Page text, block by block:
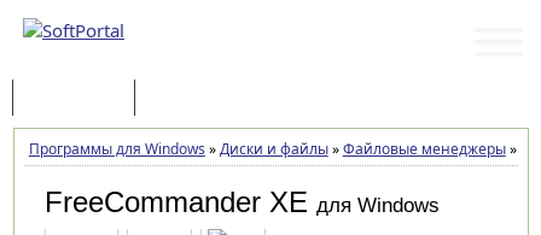
Программы для Windows »Диски и файлы»Файловые менеджеры»
FreeCommander XE для Windows